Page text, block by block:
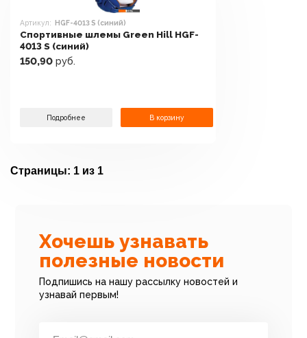
Артикул: HGF-4013 S (синий)
Спортивные шлемы Green Hill HGF-
4013 S (синий)
150,90 руб.
Подробнее В корзину
Страницы: 1 из 1
Хочешь узнавать
полезные новости
Подпишись на нашу рассылку новостей и
узнавай первым!